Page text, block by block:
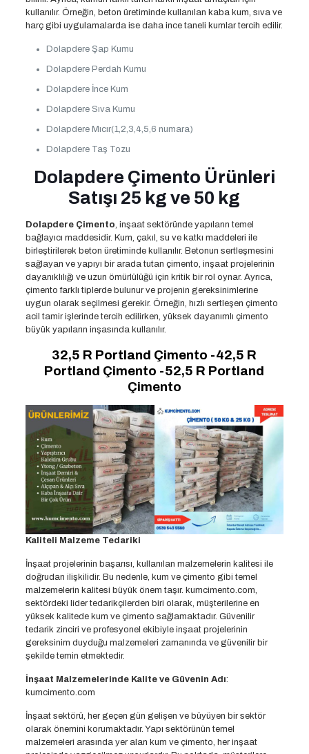
kullanılır. Örneğin, beton üretiminde kullanılan kaba kum, sıva ve
harç gibi uygulamalarda ise daha ince taneli kumlar tercih edilir.
Dolapdere Şap Kumu
Dolapdere Perdah Kumu
Dolapdere İnce Kum
Dolapdere Sıva Kumu
Dolapdere Mıcır(1,2,3,4,5,6 numara)
Dolapdere Taş Tozu
Dolapdere Çimento Ürünleri
Satışı 25 kg ve 50 kg
Dolapdere Çimento, inşaat sektöründe yapıların temel
bağlayıcı maddesidir. Kum, çakıl, su ve katkı maddeleri ile
birleştirilerek beton üretiminde kullanılır. Betonun sertleşmesini
sağlayan ve yapıyı bir arada tutan çimento, inşaat projelerinin
dayanıklılığı ve uzun ömürlülüğü için kritik bir rol oynar. Ayrıca,
çimento farklı tiplerde bulunur ve projenin gereksinimlerine
uygun olarak seçilmesi gerekir. Örneğin, hızlı sertleşen çimento
acil tamir işlerinde tercih edilirken, yüksek dayanımlı çimento
büyük yapıların inşasında kullanılır.
32,5 R Portland Çimento -42,5 R
Portland Çimento -52,5 R Portland
Çimento
Kaliteli Malzeme Tedariki
İnşaat projelerinin başarısı, kullanılan malzemelerin kalitesi ile
doğrudan ilişkilidir. Bu nedenle, kum ve çimento gibi temel
malzemelerin kalitesi büyük önem taşır. kumcimento.com,
sektördeki lider tedarikçilerden biri olarak, müşterilerine en
yüksek kalitede kum ve çimento sağlamaktadır. Güvenilir
tedarik zinciri ve profesyonel ekibiyle inşaat projelerinin
gereksinim duyduğu malzemeleri zamanında ve güvenilir bir
şekilde temin etmektedir.
İnşaat Malzemelerinde Kalite ve Güvenin Adı:
kumcimento.com
İnşaat sektörü, her geçen gün gelişen ve büyüyen bir sektör
olarak önemini korumaktadır. Yapı sektörünün temel
malzemeleri arasında yer alan kum ve çimento, her inşaat